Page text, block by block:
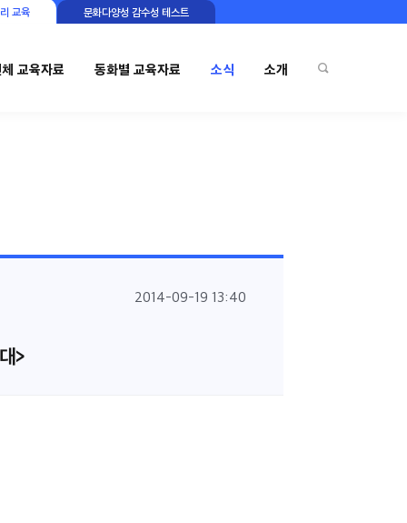
교육 문화다양성 감수성 테스트
교육자료 동화별 교육자료 소식 소개
2014-09-19 13:40
>